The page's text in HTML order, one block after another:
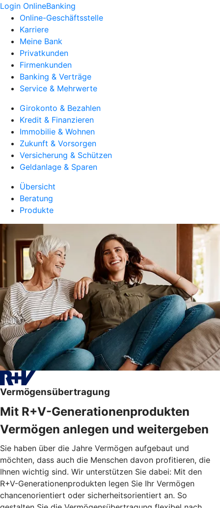
Login OnlineBanking
Online-Geschäftsstelle
Karriere
Meine Bank
Privatkunden
Firmenkunden
Banking & Verträge
Service & Mehrwerte
Girokonto & Bezahlen
Kredit & Finanzieren
Immobilie & Wohnen
Zukunft & Vorsorgen
Versicherung & Schützen
Geldanlage & Sparen
Übersicht
Beratung
Produkte
Vermögensübertragung
Mit R+V-Generationenprodukten
Vermögen anlegen und weitergeben
Sie haben über die Jahre Vermögen aufgebaut und
möchten, dass auch die Menschen davon profitieren, die
Ihnen wichtig sind. Wir unterstützen Sie dabei: Mit den
R+V-Generationenprodukten legen Sie Ihr Vermögen
chancenorientiert oder sicherheitsorientiert an. So